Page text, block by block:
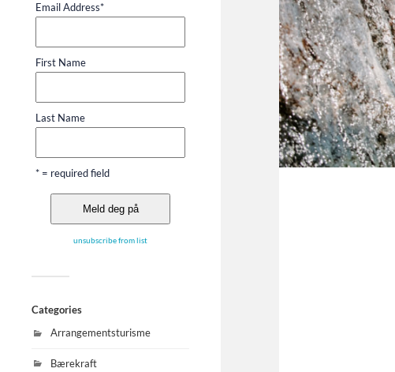
Email Address*
First Name
Last Name
* = required field
unsubscribe from list
Categories
Arrangementsturisme
Bærekraft